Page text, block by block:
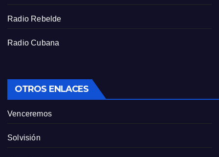
Radio Rebelde
Radio Cubana
OTROS ENLACES
Venceremos
Solvisión